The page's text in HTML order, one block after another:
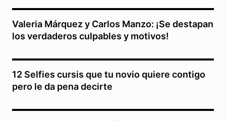
Valeria Márquez y Carlos Manzo: ¡Se destapan
los verdaderos culpables y motivos!
12 Selfies cursis que tu novio quiere contigo
pero le da pena decirte